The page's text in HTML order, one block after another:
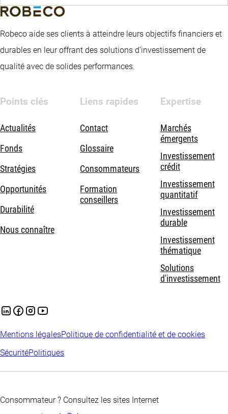
Robeco aide ses clients à atteindre leurs objectifs financiers et
durables en leur offrant des solutions d’investissement de
qualité avec de solides performances.
Points clés
Actualités
Fonds
Stratégies
Opportunités
Durabilité
Nous connaître
Liens rapides
Contact
Glossaire
Consommateurs
Formation
conseillers
Expertise
Marchés
émergents
Investissement
crédit
Investissement
quantitatif
Investissement
durable
Investissement
thématique
Solutions
d'investissement
Mentions légalesPolitique de confidentialité et de cookies
SécuritéPolitiques
Consommateur ? Consultez les sites Internet